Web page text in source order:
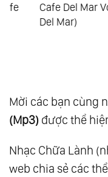
Cafe Del Mar Vol.1
Del Mar)
Mời các bạn cùng
(Mp3) được thể
Nhạc Chữa Lành
web chia sẻ các